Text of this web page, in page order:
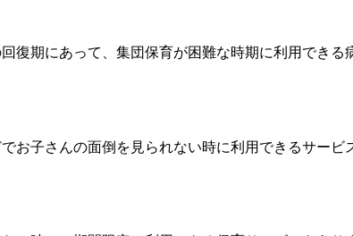
復期にあって、集団保育が困難な時期に利用でき
お子さんの面倒を見られない時に利用できるサー